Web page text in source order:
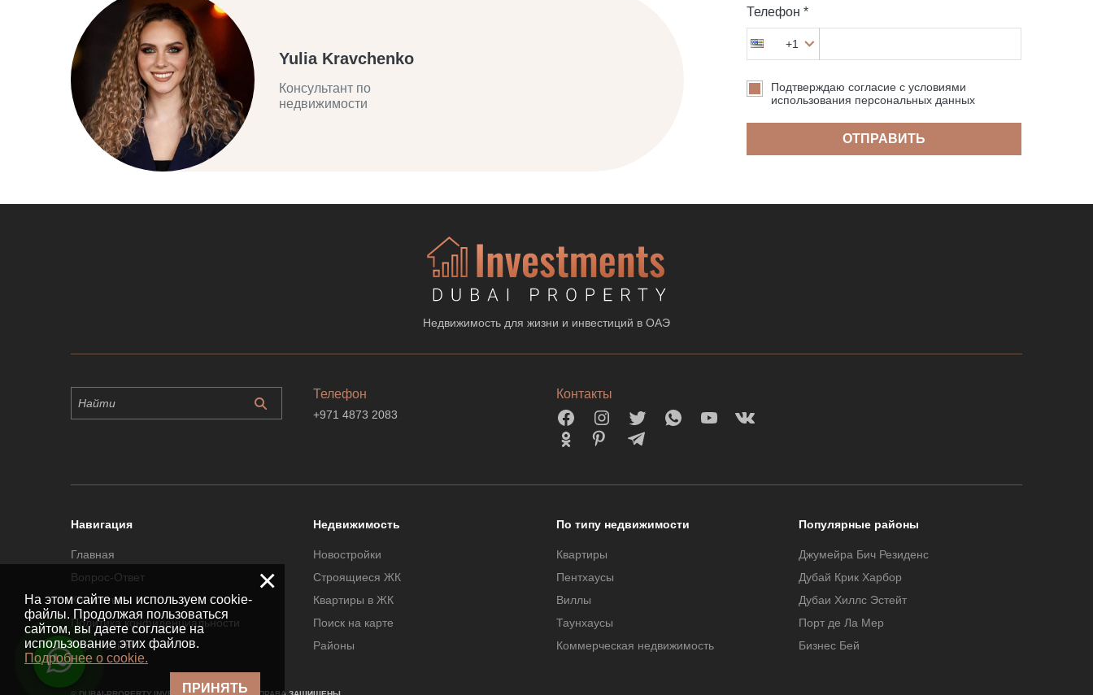
Yulia Kravchenko
Консультант по
недвижимости
Телефон *
+1
Подтверждаю согласие с условиями
использования персональных данных
ОТПРАВИТЬ
Недвижимость для жизни и инвестиций в ОАЭ
Телефон
+971 4873 2083
Контакты
Навигация
Главная
Вопрос-Ответ
Контакты
Политика конфиденциальности
Карта сайта
Недвижимость
Новостройки
Строящиеся ЖК
Квартиры в ЖК
Поиск на карте
Районы
По типу недвижимости
Квартиры
Пентхаусы
Виллы
Таунхаусы
Коммерческая недвижимость
Популярные районы
Джумейра Бич Резиденс
Дубай Крик Харбор
Дубаи Хиллс Эстейт
Порт де Ла Мер
Бизнес Бей
×
На этом сайте мы используем cookie-
файлы. Продолжая пользоваться
сайтом, вы даете согласие на
использование этих файлов.
Подробнее о cookie.
ПРИНЯТЬ